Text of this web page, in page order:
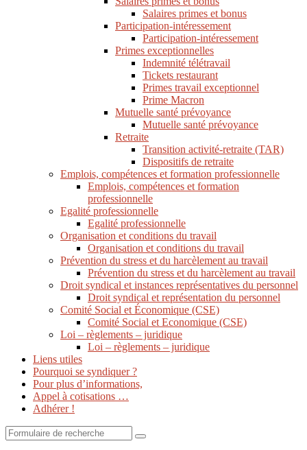
Salaires primes et bonus
Participation-intéressement
Participation-intéressement
Primes exceptionnelles
Indemnité télétravail
Tickets restaurant
Primes travail exceptionnel
Prime Macron
Mutuelle santé prévoyance
Mutuelle santé prévoyance
Retraite
Transition activité-retraite (TAR)
Dispositifs de retraite
Emplois, compétences et formation professionnelle
Emplois, compétences et formation
professionnelle
Egalité professionnelle
Egalité professionnelle
Organisation et conditions du travail
Organisation et conditions du travail
Prévention du stress et du harcèlement au travail
Prévention du stress et du harcèlement au travail
Droit syndical et instances représentatives du personnel
Droit syndical et représentation du personnel
Comité Social et Économique (CSE)
Comité Social et Economique (CSE)
Loi – règlements – juridique
Loi – règlements – juridique
Liens utiles
Pourquoi se syndiquer ?
Pour plus d’informations,
Appel à cotisations …
Adhérer !
Search